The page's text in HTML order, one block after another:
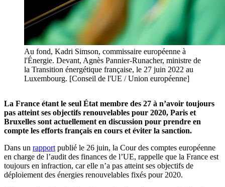
Au fond, Kadri Simson, commissaire européenne à
l'Énergie. Devant, Agnès Pannier-Runacher, ministre de
la Transition énergétique française, le 27 juin 2022 au
Luxembourg. [Conseil de l'UE / Union européenne]
La France étant le seul État membre des 27 à n’avoir toujours
pas atteint ses objectifs renouvelables pour 2020, Paris et
Bruxelles sont actuellement en discussion pour prendre en
compte les efforts français en cours et éviter la sanction.
Dans un rapport publié le 26 juin, la Cour des comptes européenne
en charge de l’audit des finances de l’UE, rappelle que la France est
toujours en infraction, car elle n’a pas atteint ses objectifs de
déploiement des énergies renouvelables fixés pour 2020.